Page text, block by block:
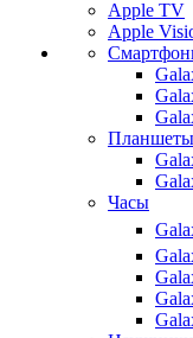
Apple TV
Apple
Планшеты
Часы